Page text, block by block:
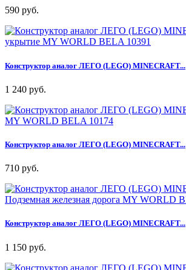
590 руб.
Конструктор аналог ЛЕГО (LEGO) MINECRAFT...
1 240 руб.
Конструктор аналог ЛЕГО (LEGO) MINECRAFT...
710 руб.
Конструктор аналог ЛЕГО (LEGO) MINECRAFT...
1 150 руб.